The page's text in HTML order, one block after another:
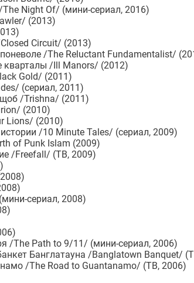
Night Of/ (мини-сериал, 2016)
(2013)
Circuit/ (2013)
/The Reluctant Fundamentalist/
кварталы /Ill Manors/ (2012)
Gold/ (2011)
(сериал, 2011)
/Trishna/ (2011)
(2010)
Lions/ (2010)
/10 Minute Tales/ (сериал, 2009)
of Punk Islam (2009)
/Freefall/ (ТВ, 2009)
сериал, 2008)
/The Path to 9/11/ (мини-сериал, 2006)
Банглатауна /Banglatown Banquet/
/The Road to Guantanamo/ (ТВ, 2006)